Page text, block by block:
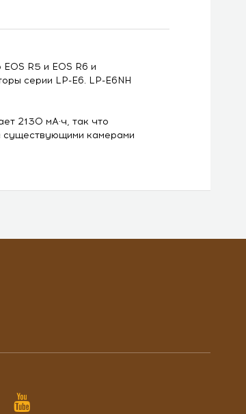
R5 и EOS R6 и
серии LP-E6. LP-E6NH
2130 мА·ч, так что
существующими камерами